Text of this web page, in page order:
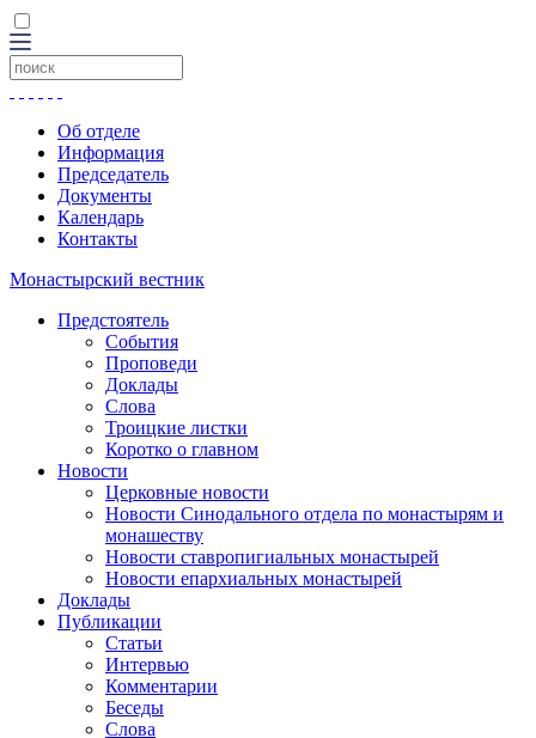
Об отделе
Информация
Председатель
Документы
Календарь
Контакты
Монастырский вестник
Предстоятель
События
Проповеди
Доклады
Слова
Троицкие листки
Коротко о главном
Новости
Церковные новости
Новости Синодального отдела по монастырям и
монашеству
Новости ставропигиальных монастырей
Новости епархиальных монастырей
Доклады
Публикации
Статьи
Интервью
Комментарии
Беседы
Слова